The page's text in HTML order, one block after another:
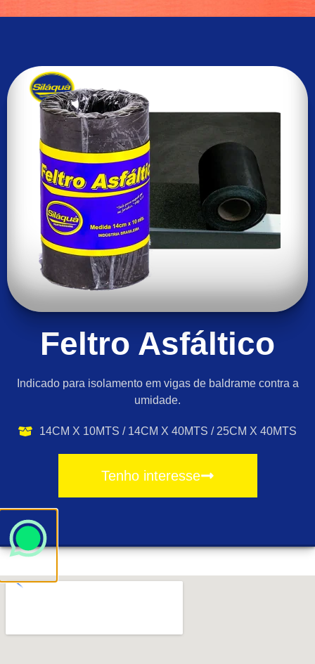
Feltro Asfáltico
Indicado para isolamento em vigas de baldrame contra a
umidade.
14CM X 10MTS / 14CM X 40MTS / 25CM X 40MTS
Tenho interesse